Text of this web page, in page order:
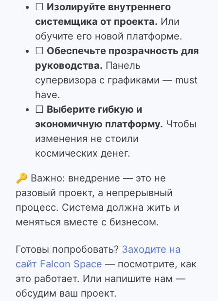
☐ Изолируйте внутреннего
системщика от проекта. Или
обучите его новой платформе.
☐ Обеспечьте прозрачность для
руководства. Панель
супервизора с графиками — must
have.
☐ Выберите гибкую и
экономичную платформу. Чтобы
изменения не стоили
космических денег.
🔑 Важно: внедрение — это не
разовый проект, а непрерывный
процесс. Система должна жить и
меняться вместе с бизнесом.
Готовы попробовать? Заходите на
сайт Falcon Space — посмотрите, как
это работает. Или напишите нам —
обсудим ваш проект.